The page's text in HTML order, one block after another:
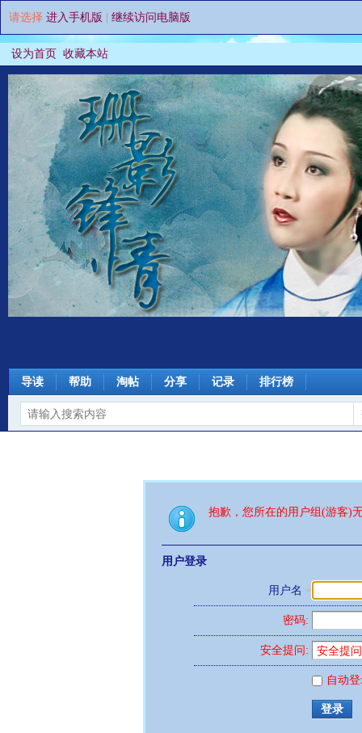
请选择 进入手机版 继续访问电脑版
设为首页 收藏本站
导读 帮助 淘帖 分享 记录 排行榜
抱歉，您所在的用户组(游客)
用户登录
用户名
密码:
安全提问:
自动
登录